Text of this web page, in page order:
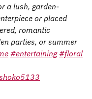
a lush, garden-
or placed
romantic
parties, or summer
#entertaining #floral